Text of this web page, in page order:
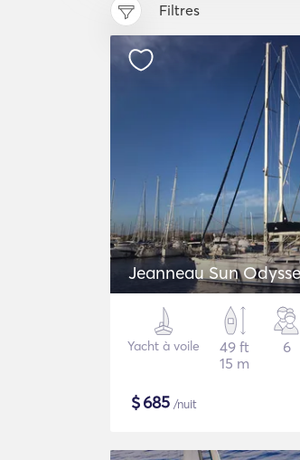
Filtres
Jeanneau Sun
Yacht à voile
49 ft
15 m
6
$685 /nuit